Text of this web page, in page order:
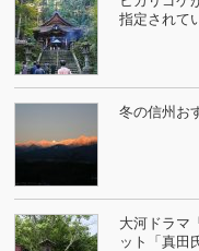
指定されて
冬の信州お
大河ドラマ
ット「真田